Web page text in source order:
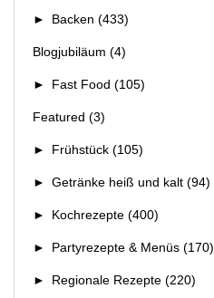
► Backen (433)
Blogjubiläum (4)
► Fast Food (105)
Featured (3)
► Frühstück (105)
► Getränke heiß und kalt (94)
► Kochrezepte (400)
► Partyrezepte & Menüs (170)
► Regionale Rezepte (220)